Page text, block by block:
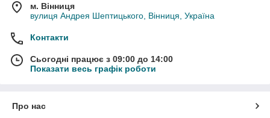
м. Вінниця
вулиця Андрея Шептицького, Вінниця, Україна
Контакти
Сьогодні працює з 09:00 до 14:00
Показати весь графік роботи
Про нас